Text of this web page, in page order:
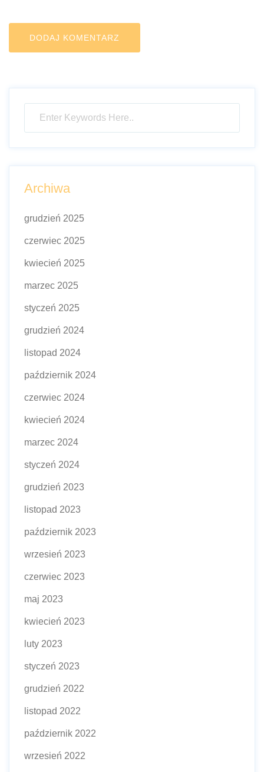
Archiwa
grudzień 2025
czerwiec 2025
kwiecień 2025
marzec 2025
styczeń 2025
grudzień 2024
listopad 2024
październik 2024
czerwiec 2024
kwiecień 2024
marzec 2024
styczeń 2024
grudzień 2023
listopad 2023
październik 2023
wrzesień 2023
czerwiec 2023
maj 2023
kwiecień 2023
luty 2023
styczeń 2023
grudzień 2022
listopad 2022
październik 2022
wrzesień 2022